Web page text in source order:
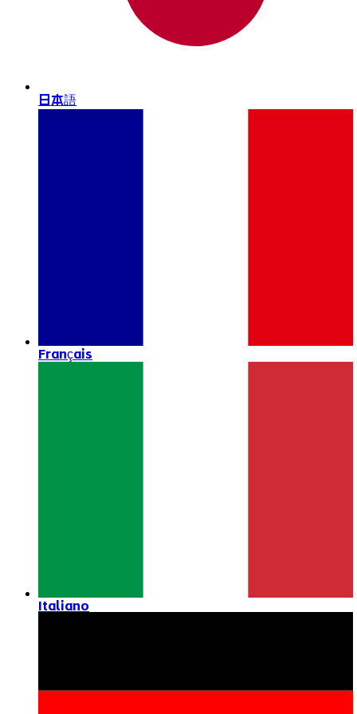
日本語
Français
Italiano